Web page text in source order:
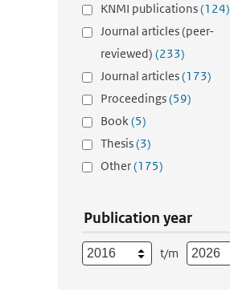
KNMI publications(124)
Journal articles (peer-
reviewed) (233)
Journal articles(173)
Proceedings(59)
Book(5)
Thesis(3)
Other(175)
Publication year
t/m